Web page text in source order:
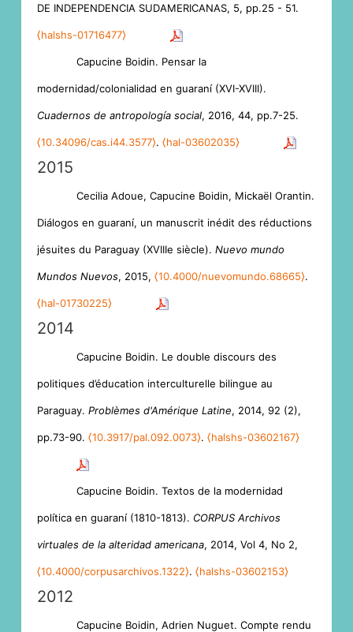
DE INDEPENDENCIA SUDAMERICANAS, 5, pp.25 - 51.
⟨halshs-01716477⟩
Capucine Boidin. Pensar la
modernidad/colonialidad en guaraní (XVI-XVIII).
Cuadernos de antropología social, 2016, 44, pp.7-25.
⟨10.34096/cas.i44.3577⟩. ⟨hal-03602035⟩
2015
Cecilia Adoue, Capucine Boidin, Mickaël Orantin.
Diálogos en guaraní, un manuscrit inédit des réductions
jésuites du Paraguay (XVIIIe siècle). Nuevo mundo
Mundos Nuevos, 2015, ⟨10.4000/nuevomundo.68665⟩.
⟨hal-01730225⟩
2014
Capucine Boidin. Le double discours des
politiques d’éducation interculturelle bilingue au
Paraguay. Problèmes d'Amérique Latine, 2014, 92 (2),
pp.73-90. ⟨10.3917/pal.092.0073⟩. ⟨halshs-03602167⟩
Capucine Boidin. Textos de la modernidad
política en guaraní (1810-1813). CORPUS Archivos
virtuales de la alteridad americana, 2014, Vol 4, No 2,
⟨10.4000/corpusarchivos.1322⟩. ⟨halshs-03602153⟩
2012
Capucine Boidin, Adrien Nuguet. Compte rendu